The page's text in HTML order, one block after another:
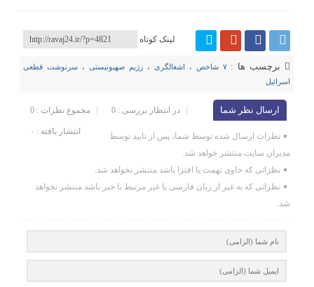
لینک کوتاه
برچسب ها : ۷ شاخص ، اشغالگری، رژیم صهیونیستی، سرنوشت قطعی
اسرائیل
ارسال نظر شما مجموع نظرات : 0 در انتظار بررسی : 0
انتشار یافته : ۰
نظرات ارسال شده توسط شما، پس از تایید توسط
مدیران سایت منتشر خواهد شد.
نظراتی که حاوی تهمت یا افترا باشد منتشر نخواهد شد.
نظراتی که به غیر از زبان فارسی یا غیر مرتبط با خبر باشد منتشر نخواهد
شد.